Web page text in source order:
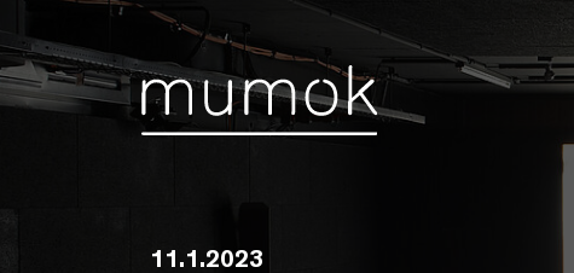
Zum Hauptmenü [2]
11.1.2023